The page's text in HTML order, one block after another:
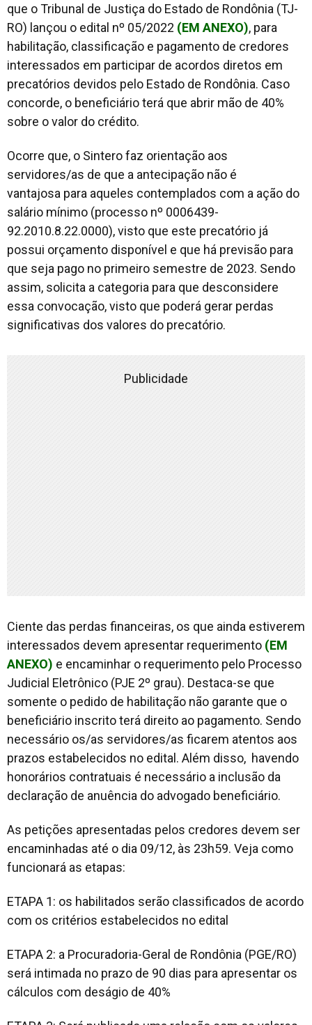
que o Tribunal de Justiça do Estado de Rondônia (TJ-
RO) lançou o edital nº 05/2022 (EM ANEXO), para
habilitação, classificação e pagamento de credores
interessados em participar de acordos diretos em
precatórios devidos pelo Estado de Rondônia. Caso
concorde, o beneficiário terá que abrir mão de 40%
sobre o valor do crédito.
Ocorre que, o Sintero faz orientação aos
servidores/as de que a antecipação não é
vantajosa para aqueles contemplados com a ação do
salário mínimo (processo nº 0006439-
92.2010.8.22.0000), visto que este precatório já
possui orçamento disponível e que há previsão para
que seja pago no primeiro semestre de 2023. Sendo
assim, solicita a categoria para que desconsidere
essa convocação, visto que poderá gerar perdas
significativas dos valores do precatório.
Publicidade
Ciente das perdas financeiras, os que ainda estiverem
interessados devem apresentar requerimento (EM
ANEXO) e encaminhar o requerimento pelo Processo
Judicial Eletrônico (PJE 2º grau). Destaca-se que
somente o pedido de habilitação não garante que o
beneficiário inscrito terá direito ao pagamento. Sendo
necessário os/as servidores/as ficarem atentos aos
prazos estabelecidos no edital. Além disso, havendo
honorários contratuais é necessário a inclusão da
declaração de anuência do advogado beneficiário.
As petições apresentadas pelos credores devem ser
encaminhadas até o dia 09/12, às 23h59. Veja como
funcionará as etapas:
ETAPA 1: os habilitados serão classificados de acordo
com os critérios estabelecidos no edital
ETAPA 2: a Procuradoria-Geral de Rondônia (PGE/RO)
será intimada no prazo de 90 dias para apresentar os
cálculos com deságio de 40%